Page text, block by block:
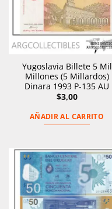
Yugoslavia Billete 5 Mil
Millones (5 Millardos)
Dinara 1993 P-135 AU
$3,00
AÑADIR AL CARRITO